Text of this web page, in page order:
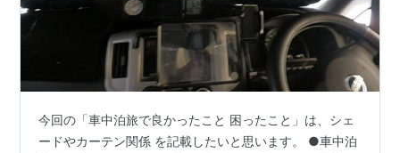
今回の「車中泊旅で良かったこと 困ったこと」は、シェ
ードやカーテン関係 を記載したいと思います。 ●車中泊